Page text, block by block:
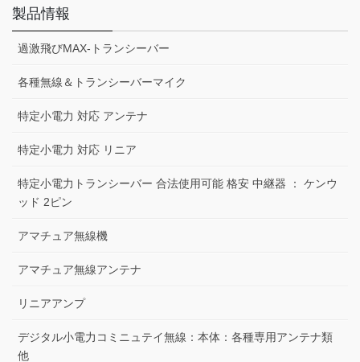
製品情報
過激飛びMAX-トランシーバー
各種無線＆トランシーバーマイク
特定小電力 対応 アンテナ
特定小電力 対応 リニア
特定小電力トランシーバー 合法使用可能 格安 中継器 ： ケンウ
ッド 2ピン
アマチュア無線機
アマチュア無線アンテナ
リニアアンプ
デジタル小電力コミニュテイ無線：本体：各種専用アンテナ類
他